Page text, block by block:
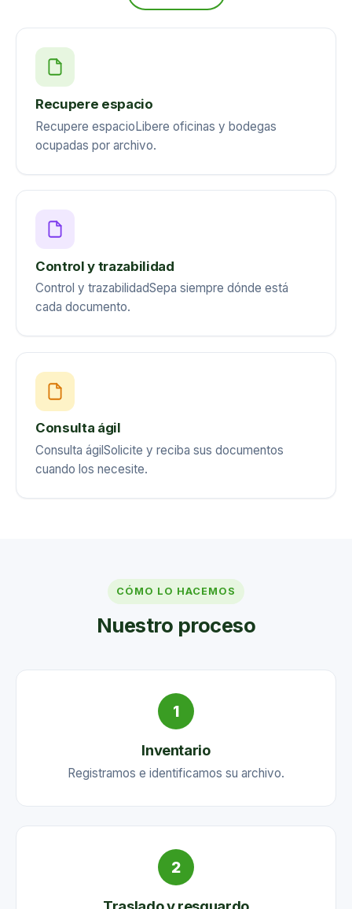
¿Qué es la custodia y
almacenamiento de
documentos?
La custodia y almacenamiento de documentos es el
proceso mediante el cual las organizaciones
administran, protegen y conservan archivos físicos o
confidencialidad y disponibilidad de la información
durante todo su ciclo de vida, evitando pérdidas,
deterioro o acceso no autorizado.
Las empresas generan diariamente una gran
cantidad de documentos que contienen información
crítica para su funcionamiento. Una administración
Implementar un sistema eficiente de custodia
documental ofrece múltiples beneficios:
Recupere espacio
Recupere espacioLibere oficinas y bodegas
ocupadas por archivo.
Control y trazabilidad
Control y trazabilidadSepa siempre dónde está
cada documento.
Consulta ágil
Consulta ágilSolicite y reciba sus documentos
cuando los necesite.
CÓMO LO HACEMOS
Nuestro proceso
1
Inventario
Registramos e identificamos su archivo.
2